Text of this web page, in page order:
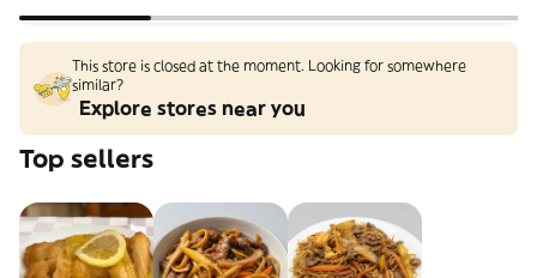
This store is closed at the moment. Looking for somewhere
similar?
Explore stores near you
Top sellers